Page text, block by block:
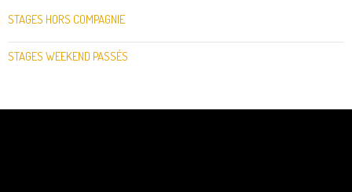
STAGES HORS COMPAGNIE
STAGES WEEKEND PASSÉS